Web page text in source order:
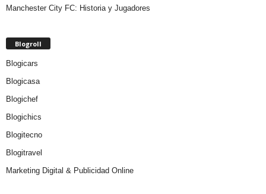
Manchester City FC: Historia y Jugadores
Blogroll
Blogicars
Blogicasa
Blogichef
Blogichics
Blogitecno
Blogitravel
Marketing Digital & Publicidad Online